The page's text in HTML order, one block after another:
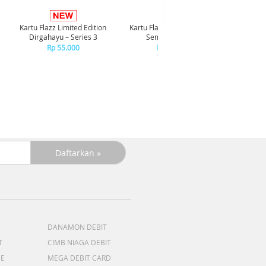
Kartu Flazz Limited Edition
Dirgahayu – Series 3
Rp 55.000
Kartu Flazz Limited Edition
Semarak HUT RI
Rp 55.000
DANAMON DEBIT
CIMB NIAGA DEBIT
MEGA DEBIT CARD